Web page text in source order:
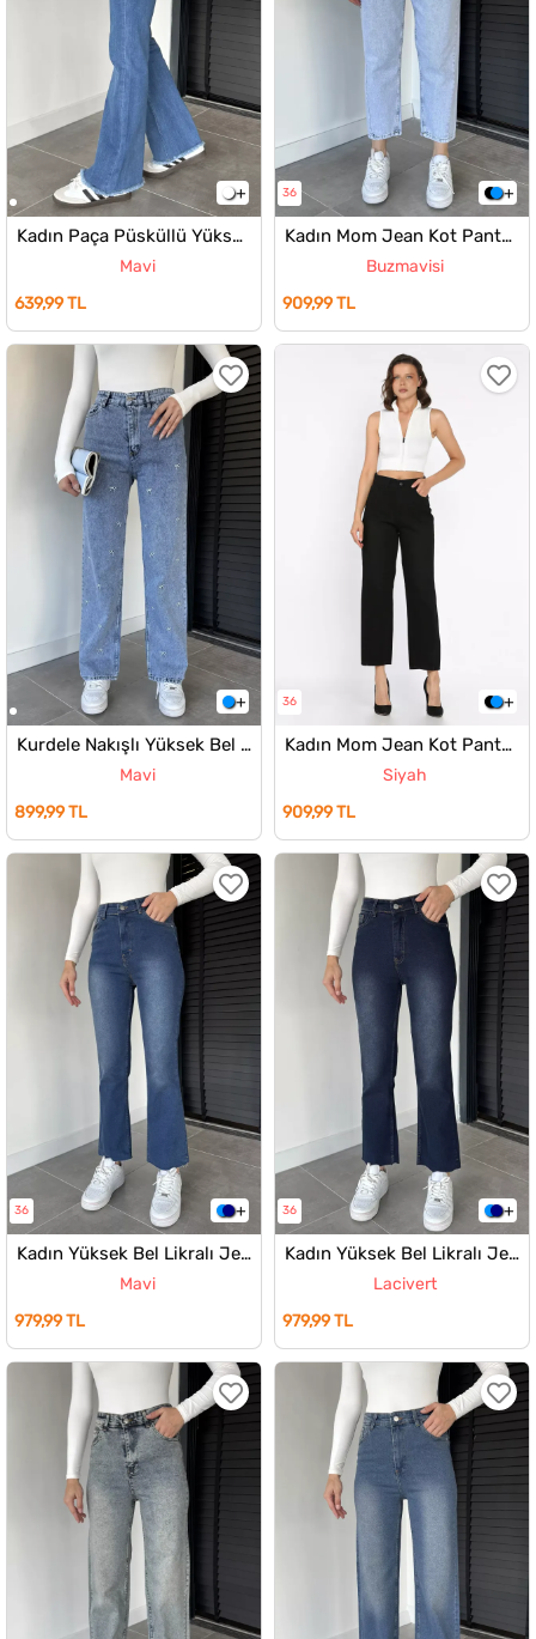
Kadın Paça Püsküllü Yüksek Bel Jean Kot Pantolon
Mavi
639,99 TL
36
Kadın Mom Jean Kot Pantolon
Buzmavisi
909,99 TL
Kurdele Nakışlı Yüksek Bel Bol Paça Kadın Jean Kot Pantolon
Mavi
899,99 TL
36
Kadın Mom Jean Kot Pantolon
Siyah
909,99 TL
36
Kadın Yüksek Bel Likralı Jean Kot Pantolon
Mavi
979,99 TL
36
Kadın Yüksek Bel Likralı Jean Kot Pantolon
Lacivert
979,99 TL